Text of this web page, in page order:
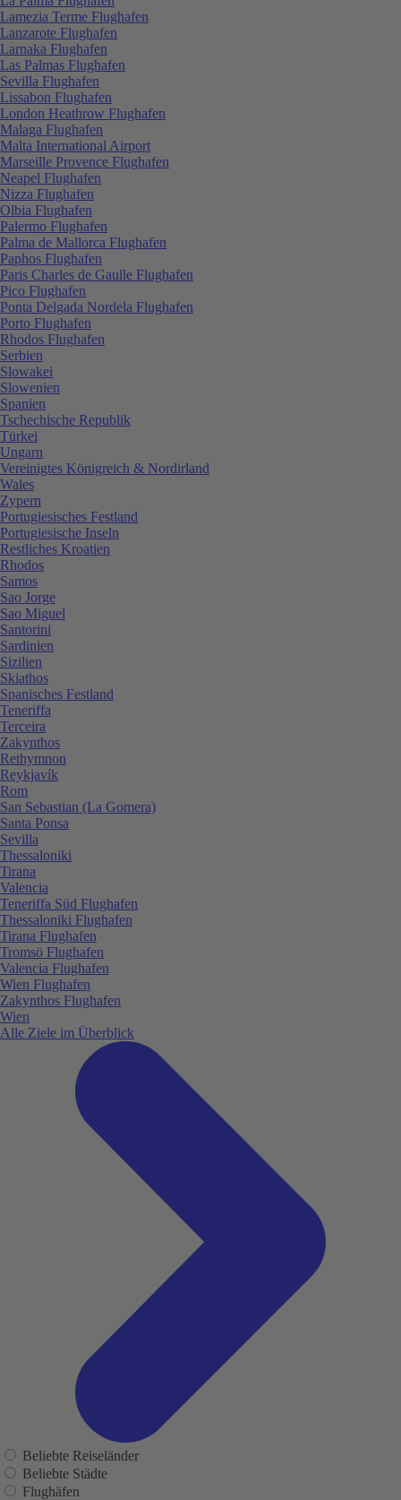
Lamezia Terme Flughafen
Lanzarote Flughafen
Larnaka Flughafen
Las Palmas Flughafen
Sevilla Flughafen
Lissabon Flughafen
London Heathrow Flughafen
Malaga Flughafen
Malta International Airport
Marseille Provence Flughafen
Neapel Flughafen
Nizza Flughafen
Olbia Flughafen
Palermo Flughafen
Palma de Mallorca Flughafen
Paphos Flughafen
Paris Charles de Gaulle Flughafen
Pico Flughafen
Ponta Delgada Nordela Flughafen
Porto Flughafen
Rhodos Flughafen
Serbien
Slowakei
Slowenien
Spanien
Tschechische Republik
Türkei
Ungarn
Vereinigtes Königreich & Nordirland
Wales
Zypern
Portugiesisches Festland
Portugiesische Inseln
Restliches Kroatien
Rhodos
Samos
Sao Jorge
Sao Miguel
Santorini
Sardinien
Sizilien
Skiathos
Spanisches Festland
Teneriffa
Terceira
Zakynthos
Rethymnon
Reykjavík
Rom
San Sebastian (La Gomera)
Santa Ponsa
Sevilla
Thessaloniki
Tirana
Valencia
Teneriffa Süd Flughafen
Thessaloniki Flughafen
Tirana Flughafen
Tromsö Flughafen
Valencia Flughafen
Wien Flughafen
Zakynthos Flughafen
Wien
Alle Ziele im Überblick
Beliebte Reiseländer
Beliebte Städte
Flughäfen